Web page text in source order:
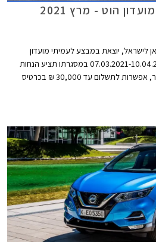
הוט - מרץ 2021
לישראל, יוצאת במבצע לעמיתי מועדון
הצרכנות הוט בין התאריכים 07.03.2021-10.04.2021 במסגרתו תציע הנחות
על מגוון דגמי ניסאן, הטבות אבזור, אפשרות לתשלום עד 30,000 ₪ בכרטיס
מקומית. המבצע יתקיים בכל מרכזי